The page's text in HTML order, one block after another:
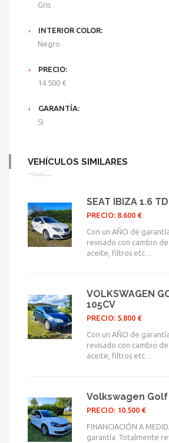
Gris
INTERIOR COLOR:
Negro
PRECIO:
14.500 €
GARANTÍA:
Si
VEHÍCULOS SIMILARES
SEAT IBIZA 1.6
PRECIO: 8.600 €
Con un AÑO de
revisado con cambio
aceite, filtros etc....
VOLKSWAGEN
105CV
PRECIO: 5.800 €
Con un AÑO de
revisado con cambio
aceite, filtros etc....
Volkswagen
PRECIO: 10.500 €
FINANCIACIÓN A
garantía. Totalmente